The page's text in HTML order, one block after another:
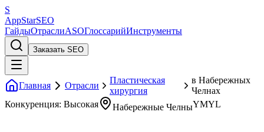
S
AppStarSEO
ГайдыОтраслиASOГлоссарийИнструменты
Заказать SEO
Главная Отрасли
Пластическая
хирургия
в Набережных
Челнах
Конкуренция: Высокая
Набережные ЧелныYMYL